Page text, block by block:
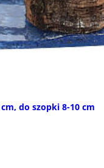
do szopki 8-10 cm